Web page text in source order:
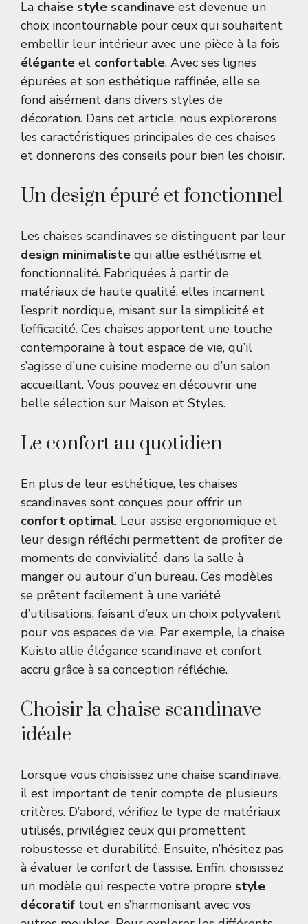
La chaise style scandinave est devenue un
choix incontournable pour ceux qui souhaitent
embellir leur intérieur avec une pièce à la fois
élégante et confortable. Avec ses lignes
épurées et son esthétique raffinée, elle se
fond aisément dans divers styles de
décoration. Dans cet article, nous explorerons
les caractéristiques principales de ces chaises
et donnerons des conseils pour bien les choisir.
Un design épuré et fonctionnel
Les chaises scandinaves se distinguent par leur
design minimaliste qui allie esthétisme et
fonctionnalité. Fabriquées à partir de
matériaux de haute qualité, elles incarnent
l’esprit nordique, misant sur la simplicité et
l’efficacité. Ces chaises apportent une touche
contemporaine à tout espace de vie, qu’il
s’agisse d’une cuisine moderne ou d’un salon
accueillant. Vous pouvez en découvrir une
belle sélection sur Maison et Styles.
Le confort au quotidien
En plus de leur esthétique, les chaises
scandinaves sont conçues pour offrir un
confort optimal. Leur assise ergonomique et
leur design réfléchi permettent de profiter de
moments de convivialité, dans la salle à
manger ou autour d’un bureau. Ces modèles
se prêtent facilement à une variété
d’utilisations, faisant d’eux un choix polyvalent
pour vos espaces de vie. Par exemple, la chaise
Kuisto allie élégance scandinave et confort
accru grâce à sa conception réfléchie.
Choisir la chaise scandinave
idéale
Lorsque vous choisissez une chaise scandinave,
il est important de tenir compte de plusieurs
critères. D’abord, vérifiez le type de matériaux
utilisés, privilégiez ceux qui promettent
robustesse et durabilité. Ensuite, n’hésitez pas
à évaluer le confort de l’assise. Enfin, choisissez
un modèle qui respecte votre propre style
décoratif tout en s’harmonisant avec vos